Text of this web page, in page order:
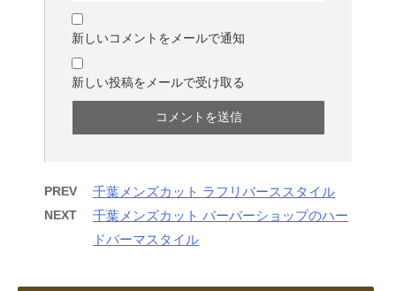
新しいコメントをメールで通知
新しい投稿をメールで受け取る
PREV 千葉メンズカット ラフリバーススタイル
NEXT
千葉メンズカット バーバーショップのハー
ドパーマスタイル